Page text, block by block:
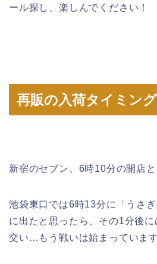
ール探し、楽しんでください！
再販の入荷タイミン
新宿のセブン、6時10分の開店
池袋東口では6時13分に「うさ
に出たと思ったら、その1分後
交い…もう戦いは始まっています